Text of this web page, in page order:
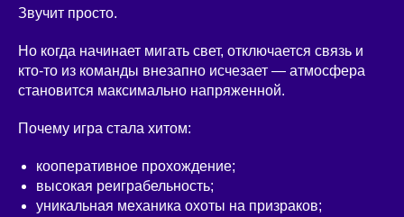
Звучит просто.
Но когда начинает мигать свет, отключается связь и
кто-то из команды внезапно исчезает — атмосфера
становится максимально напряженной.
Почему игра стала хитом:
кооперативное прохождение;
высокая реиграбельность;
уникальная механика охоты на призраков;